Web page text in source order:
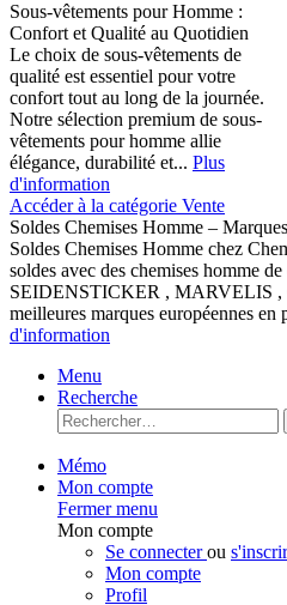
Sous-vêtements pour Homme :
Confort et Qualité au Quotidien
Le choix de sous-vêtements de
qualité est essentiel pour votre
confort tout au long de la journée.
Notre sélection premium de sous-
vêtements pour homme allie
élégance, durabilité et... Plus
d'information
Accéder à la catégorie Vente
Soldes Chemises Homme –
Soldes Chemises Homme chez
soldes avec des chemises homme
SEIDENSTICKER , MARVELIS
meilleures marques européennes
d'information
Menu
Recherche
Mémo
Mon compte
Fermer menu
Mon compte
Se connecterou
Mon compte
Profil